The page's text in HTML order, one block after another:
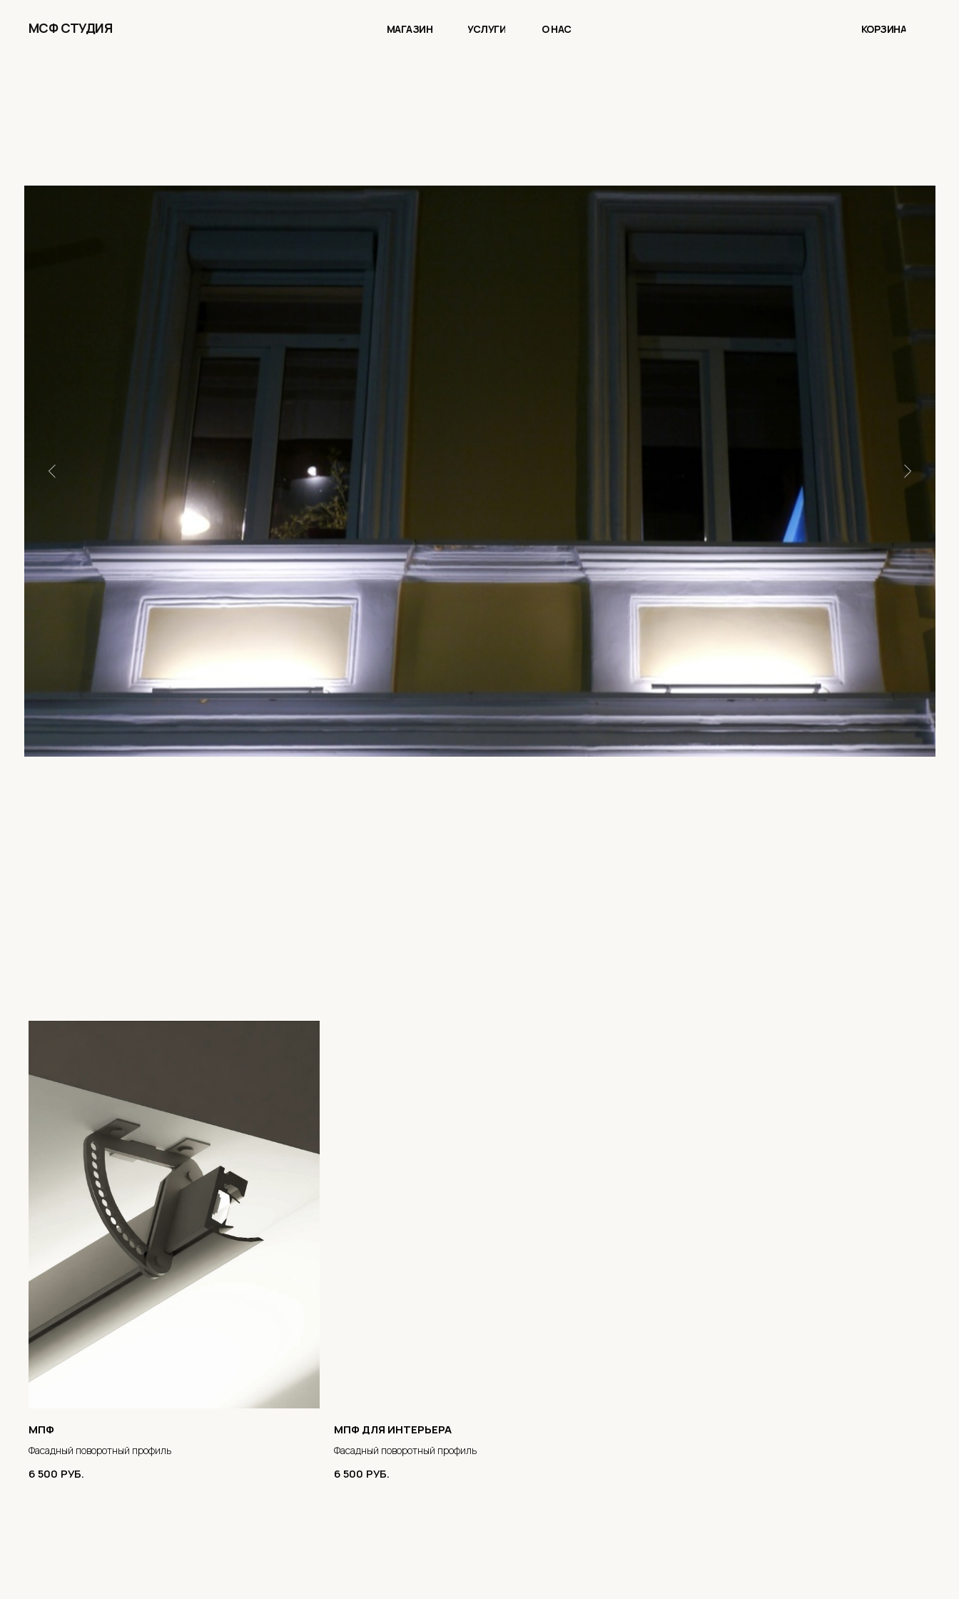
МСФ СТУДИЯ МАГАЗИН УСЛУГИ О НАС КОРЗИНА
МПФ
Фасадный поворотный профиль
6 500 РУБ.
МПФ ДЛЯ ИНТЕРЬЕРА
Фасадный поворотный профиль
6 500 РУБ.